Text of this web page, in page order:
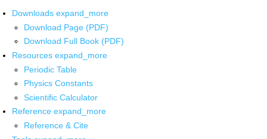
Downloads expand_more
Download Page (PDF)
Download Full Book (PDF)
Resources expand_more
Periodic Table
Physics Constants
Scientific Calculator
Reference expand_more
Reference & Cite